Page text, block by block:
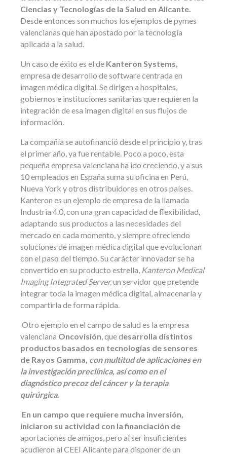
Ciencias y Tecnologías de la Salud en Alicante
Desde entonces son muchos los ejemplos de pymes
valencianas que han apostado por la tecnología
aplicada a la salud.
Un caso de éxito es el de Kanteron Systems,
empresa de desarrollo de software centrada en
imagen médica digital. Se dirigen a hospitales,
gobiernos e instituciones sanitarias que requieren la
integración de esa imagen digital en sus flujos de
información.
La compañía se autofinanció desde el principio y, tras
el primer año, ya fue rentable. Poco a poco, esta
pequeña empresa valenciana ha ido creciendo, y a sus
10 empleados en España suma su oficina en Perú,
Nueva York y otros distribuidores en otros países.
Kanteron es un ejemplo de empresa de la llamada
Industria 4.0, con una gran capacidad de flexibilidad,
adaptando sus productos a las necesidades del
mercado en cada momento, y siempre ofreciendo
soluciones de imagen médica digital que evolucionan
con el paso del tiempo. Su carácter innovador se ha
convertido en su producto estrella, Kanteron Medical
Imaging Integrated Server,un servidor que pretende
integrar toda la imagen médica digital, almacenarla y
compartirla de forma rápida.
Otro ejemplo en el campo de salud es la empresa
valenciana Oncovisión , que desarrolla distintos
productos basados en tecnologías de sensores
de Rayos Gamma, con multitud de aplicaciones en
la investigación preclínica, así como en el
diagnóstico precoz del cáncer y la terapia
quirúrgica.
En un campo que requiere mucha inversión,
iniciaron su actividad con la financiación de
aportaciones de amigos, pero al ser insuficientes
acudieron al CEEI Alicante para disponer de un